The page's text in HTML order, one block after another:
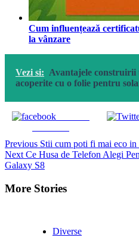
Cum influențează
la vânzare
Vezi si: Avantajele construirii
acoperite cu o folie pentru
Continue
Reading
Previous Stii cum poti fi mai eco in
Next Ce Husa de Telefon Alegi
Galaxy S8
More Stories
Diverse